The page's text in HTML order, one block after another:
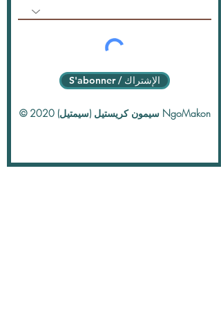
S'abonner / الإشتراك
© 2020 سيمون كريستيل (سيمتيل) NgoMakon